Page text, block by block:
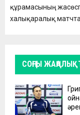
құрамасының
халықаралық
СОҢҒЫ